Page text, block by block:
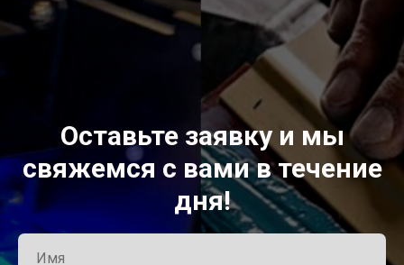
Оставьте заявку и мы
свяжемся с вами в течение
дня!